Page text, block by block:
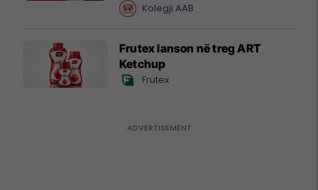
Kolegji AAB
Frutex lanson në treg ART
Ketchup
Frutex